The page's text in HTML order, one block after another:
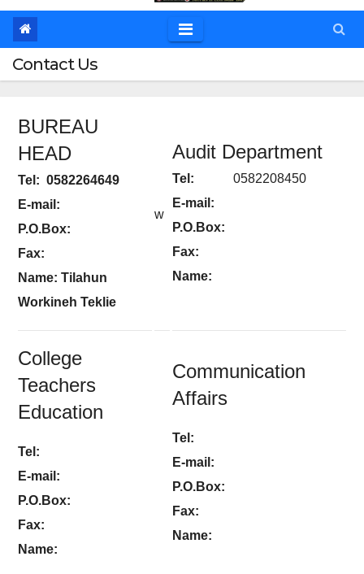
Contact Us
BUREAU
HEAD
Tel: 0582264649
E-mail:
P.O.Box:
Fax:
Name: Tilahun
Workineh Teklie
w
Audit Department
Tel: 0582208450
E-mail:
P.O.Box:
Fax:
Name:
College
Teachers
Education
Tel:
E-mail:
P.O.Box:
Fax:
Name:
Communication
Affairs
Tel:
E-mail:
P.O.Box:
Fax:
Name: